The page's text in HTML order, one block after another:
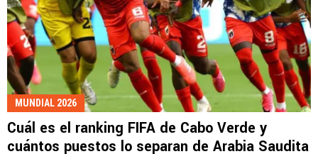
MUNDIAL 2026
Cuál es el ranking FIFA de Cabo Verde y
cuántos puestos lo separan de Arabia Saudita